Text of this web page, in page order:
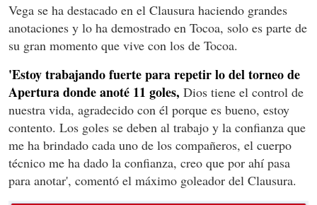
Vega se ha destacado en el Clausura haciendo grandes
anotaciones y lo ha demostrado en Tocoa, solo es parte de
su gran momento que vive con los de Tocoa.
'Estoy trabajando fuerte para repetir lo del torneo de
Apertura donde anoté 11 goles, Dios tiene el control de
nuestra vida, agradecido con él porque es bueno, estoy
contento. Los goles se deben al trabajo y la confianza que
me ha brindado cada uno de los compañeros, el cuerpo
técnico me ha dado la confianza, creo que por ahí pasa
para anotar', comentó el máximo goleador del Clausura.